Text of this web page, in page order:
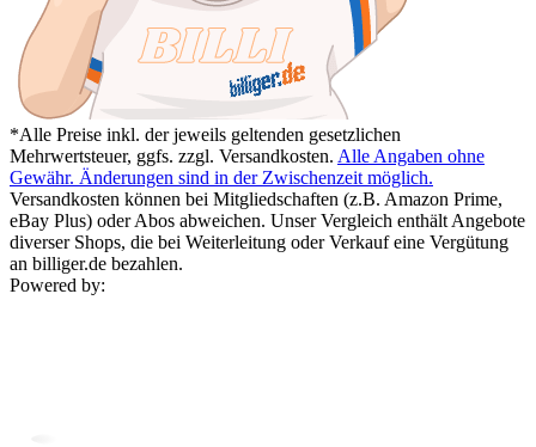
*Alle Preise inkl. der jeweils geltenden gesetzlichen
Mehrwertsteuer, ggfs. zzgl. Versandkosten. Alle Angaben ohne
Gewähr. Änderungen sind in der Zwischenzeit möglich.
Versandkosten können bei Mitgliedschaften (z.B. Amazon Prime,
eBay Plus) oder Abos abweichen. Unser Vergleich enthält Angebote
diverser Shops, die bei Weiterleitung oder Verkauf eine Vergütung
an billiger.de bezahlen.
Powered by: